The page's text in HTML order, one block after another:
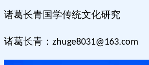
诸葛长青国学传统文化研究
诸葛长青： zhuge8031@163.com